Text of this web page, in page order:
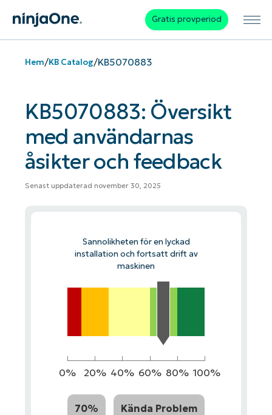
Gratis provperiod
Hem/KB Catalog/KB5070883
KB5070883: Översikt
med användarnas
åsikter och feedback
Senast uppdaterad november 30, 2025
Sannolikheten för en lyckad
installation och fortsatt drift av
maskinen
0% 20% 40% 60% 80% 100%
70% Kända Problem